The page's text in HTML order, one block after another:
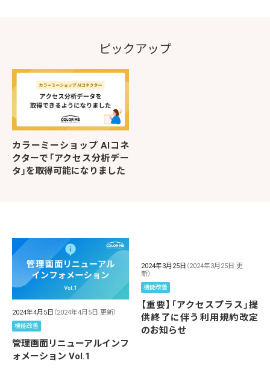
ピックアップ
カラーミーショップ AIコネ
クターで「アクセス分析デー
タ」を取得可能になりました
2024年4月5日 （2024年4月5日 更新）
機能改善
管理画面リニューアルインフ
ォメーション Vol.1
2024年3月25日 （2024年3月25日 更
新）
機能改善
【重要】「アクセスプラス」提
供終了に伴う利用規約改定
のお知らせ